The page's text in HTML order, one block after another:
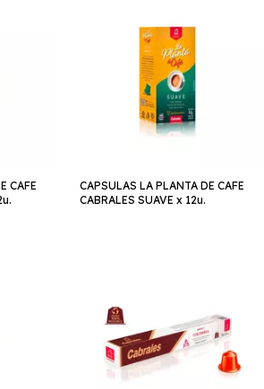
CAFE
CAPSULAS LA PLANTA DE CAFE
CABRALES SUAVE x 12u.